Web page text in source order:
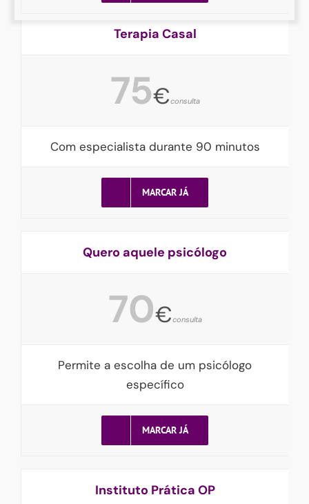
Terapia Casal
75€consulta
Com especialista durante 90 minutos
MARCAR JÁ
Quero aquele psicólogo
70€consulta
Permite a escolha de um psicólogo
específico
MARCAR JÁ
Instituto Prática OP